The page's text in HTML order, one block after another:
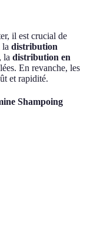
il est crucial de
la distribution
la distribution en
En revanche, les
et rapidité.
Shampoing